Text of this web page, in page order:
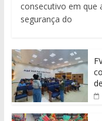
consecutivo em que
segurança do